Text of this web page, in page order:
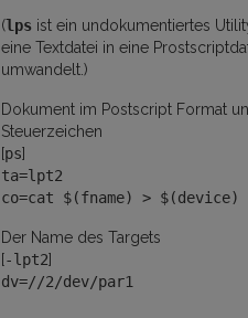
(lps ist ein undokumentiertes
eine Textdatei in eine
umwandelt.)
Dokument im Postscript Format
Steuerzeichen
[ps]
ta=lpt2
co=cat $(fname) > $(device)
Der Name des Targets
[-lpt2]
dv=//2/dev/par1